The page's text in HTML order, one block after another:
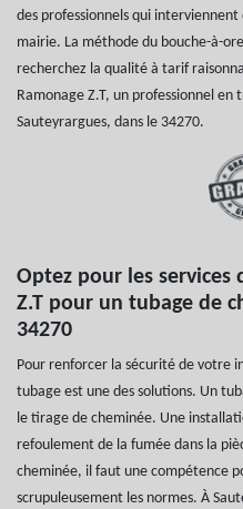
des professionnels qui
mairie. La méthode du bouche-à-
recherchez la qualité à tarif
Ramonage Z.T, un professionnel en
Sauteyrargues, dans le 34270.
Optez pour les services
Z.T pour un tubage de
34270
Pour renforcer la sécurité de votre
tubage est une des solutions. Un
le tirage de cheminée. Une
refoulement de la fumée dans la
cheminée, il faut une compétence
scrupuleusement les normes. À